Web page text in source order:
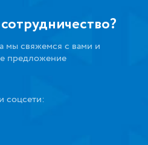
мы свяжемся с вами и
предложение
соцсети: